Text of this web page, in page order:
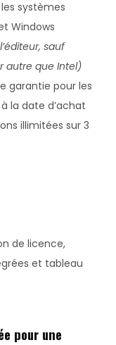
systèmes
Windows
sauf
autre que Intel)
garantie pour les
la date d’achat
illimitées sur 3
de licence,
et tableau
pour une